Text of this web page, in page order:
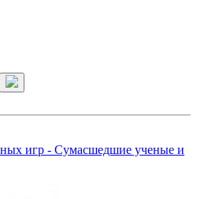
игр - Сумасшедшие ученые и